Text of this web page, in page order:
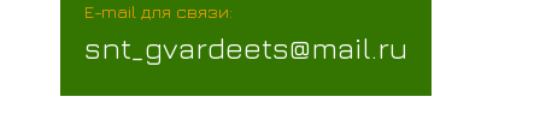
E-mail для связи:
snt_gvardeets@mail.ru